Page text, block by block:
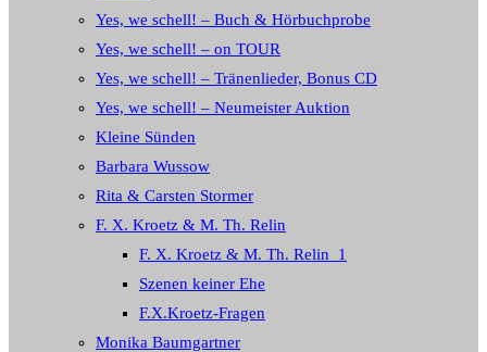
Yes, we schell! – Buch & Hörbuchprobe
Yes, we schell! – on TOUR
Yes, we schell! – Tränenlieder, Bonus CD
Yes, we schell! – Neumeister Auktion
Kleine Sünden
Barbara Wussow
Rita & Carsten Stormer
F. X. Kroetz & M. Th. Relin
F. X. Kroetz & M. Th. Relin_1
Szenen keiner Ehe
F.X.Kroetz-Fragen
Monika Baumgartner